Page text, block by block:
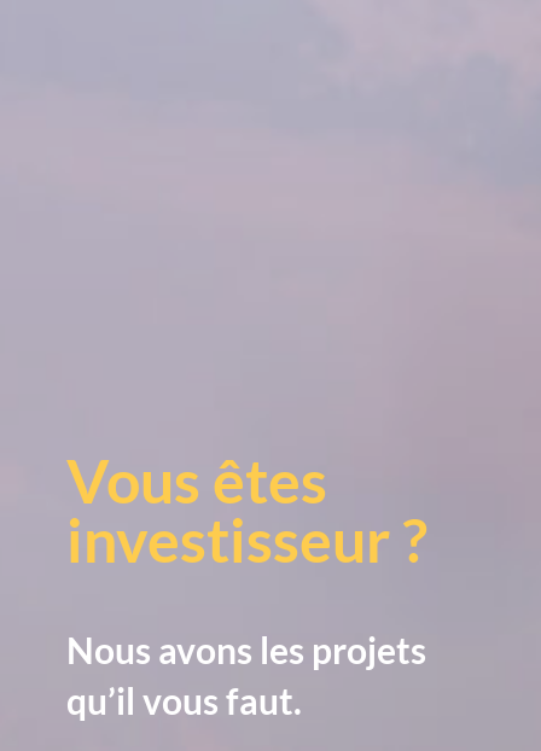
Vous êtes
investisseur ?
Nous avons les projets
qu’il vous faut.